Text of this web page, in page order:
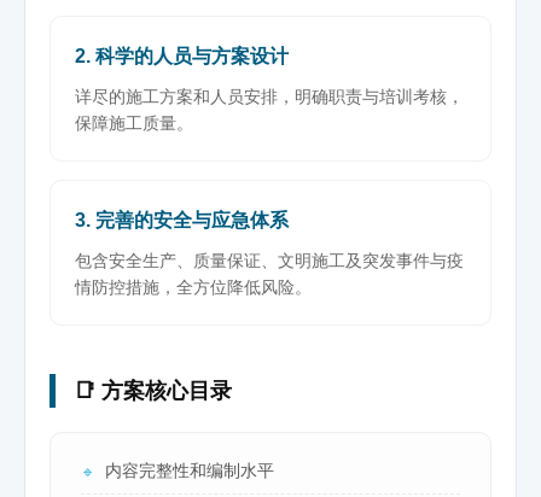
2. 科学的人员与方案设计
详尽的施工方案和人员安排，明确职责与培训考核，
保障施工质量。
3. 完善的安全与应急体系
包含安全生产、质量保证、文明施工及突发事件与疫
情防控措施，全方位降低风险。
📑 方案核心目录
🔹 内容完整性和编制水平